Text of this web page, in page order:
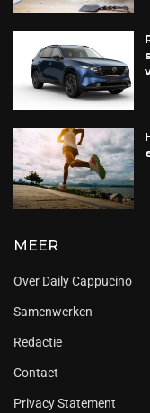
MEER
Over Daily Cappucino
Samenwerken
Redactie
Contact
Privacy Statement